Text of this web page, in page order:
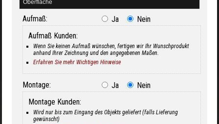
Aufmaß: Ja
Nein
Aufmaß Kunden:
Wenn Sie keinen Aufmaß wünschen, fertigen wir Ihr Wunschprodukt
anhand Ihrer Zeichnung und den angegebenen Maßen.
Erfahren Sie mehr Wichtigen Hinweise
Montage: Ja
Nein
Montage Kunden:
Wird nur bis zum Eingang des Objekts geliefert (falls Lieferung
gewünscht)